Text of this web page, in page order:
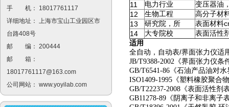
手 机： 18017761117
详细地址： 上海市宝山工业园区市
台路408号
邮 编： 200444
邮 箱：
18017761117@163.com
公司网站： www.yoyilab.com
11 电力行业 变压器油
12 生物工程 高分子材
13 研究院，所 表面材料
14
大专院校
表面活性
适用
全自动，自动表/界面张力仪适
JB/T9388-2002《界面张力仪条
GB/T6541-86《石油产品油对
ISO1409-1995《塑料橡胶聚合
GB/T22237-2008《表面活性剂
GB11278-89《阴离子和非离子